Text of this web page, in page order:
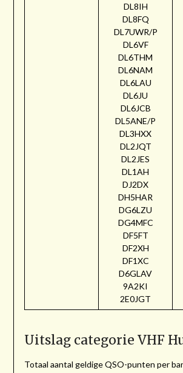
DL8IH
DL8FQ
DL7UWR/P
DL6VF
DL6THM
DL6NAM
DL6LAU
DL6JU
DL6JCB
DL5ANE/P
DL3HXX
DL2JQT
DL2JES
DL1AH
DJ2DX
DH5HAR
DG6LZU
DG4MFC
DF5FT
DF2XH
DF1XC
D6GLAV
9A2KI
2E0JGT
Uitslag categorie VHF
Totaal aantal geldige QSO-punten per